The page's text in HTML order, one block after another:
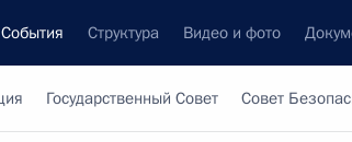
События Структура Видео и фото
Государственный Совет Совет